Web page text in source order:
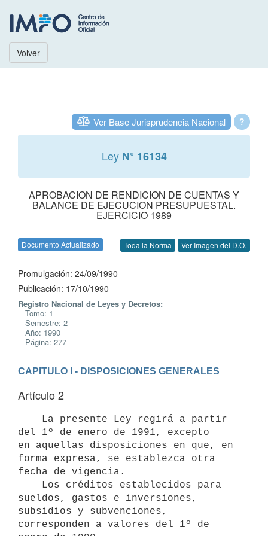
Volver
?
Ver Base Jurisprudencia Nacional
Ley N° 16134
APROBACION DE RENDICION DE CUENTAS Y
BALANCE DE EJECUCION PRESUPUESTAL.
EJERCICIO 1989
Documento Actualizado Toda la Norma Ver Imagen del D.O.
Promulgación: 24/09/1990
Publicación: 17/10/1990
Registro Nacional de Leyes y Decretos:
Tomo: 1
Semestre: 2
Año: 1990
Página: 277
CAPITULO I - DISPOSICIONES GENERALES
Artículo 2
del 1º de enero de 1991, excepto
en aquellas disposiciones en que, en
forma expresa, se establezca otra
fecha de vigencia.
sueldos, gastos e inversiones,
subsidios y subvenciones,
corresponden a valores del 1º de